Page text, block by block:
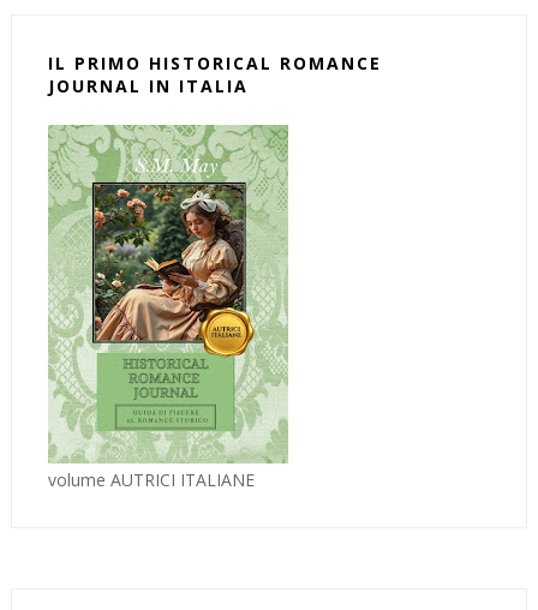
IL PRIMO HISTORICAL ROMANCE
JOURNAL IN ITALIA
volume AUTRICI ITALIANE